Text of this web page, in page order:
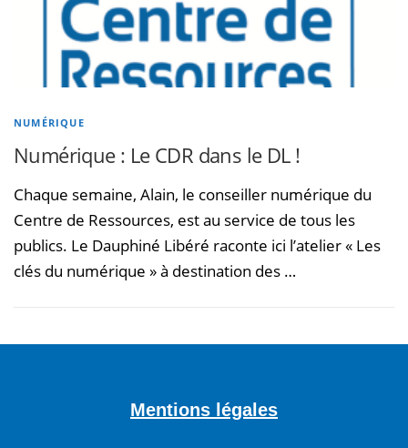
NUMÉRIQUE
Numérique : Le CDR dans le DL !
Chaque semaine, Alain, le conseiller numérique du
Centre de Ressources, est au service de tous les
publics. Le Dauphiné Libéré raconte ici l’atelier « Les
clés du numérique » à destination des …
Mentions légales